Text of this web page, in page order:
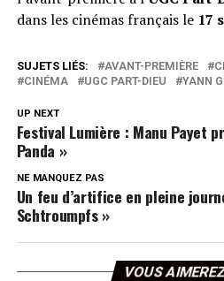
dans les cinémas français le 17
SUJETS LIÉS: AVANT-PREMIÈRE
CINÉMA
UGC PART-DIEU YANN
UP NEXT
Festival Lumière : Manu Payet
Panda »
NE MANQUEZ PAS
Un feu d’artifice en pleine
Schtroumpfs »
VOUS